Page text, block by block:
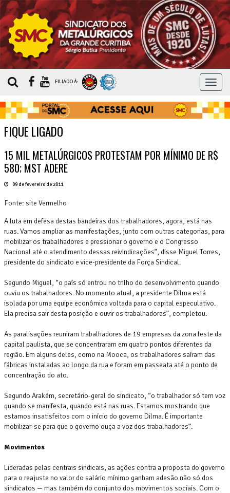
MENU
FILIADO À:
FIQUE LIGADO
15 MIL METALÚRGICOS PROTESTAM POR MÍNIMO DE R$
580; MST ADERE
09 de fevereiro de 2011
Fonte: site Vermelho
A luta em defesa destas bandeiras dos trabalhadores, agora, está nas
ruas. Vamos ampliar as manifestações, junto com outras categorias, para
mobilizar os trabalhadores e pressionar o governo e o Congresso
Nacional até o atendimento dessas reivindicações”, disse Miguel Torres,
presidente do sindicato e vice-presidente da Força Sindical.
Segundo Miguel, “o país só entrou no trilho do desenvolvimento quando
ouviu os trabalhadores. No momento atual, a presidente Dilma está
isolada por uma equipe econômica voltada para o capital especulativo.
Ela precisa sair desta posição e ouvir os trabalhadores”, completou.
As paralisações reuniram trabalhadores de 19 empresas da zona leste da
capital paulista, que se concentraram em quatro pontos diferentes da
região. Em alguns deles, como na Mooca, os trabalhadores saíram das
fábricas instaladas ao longo da rua e foram em passeata até o ponto de
concentração do ato.
Segundo Arakém, secretário-geral do sindicato, “o trabalhador só tem voz
quando se manifesta, quando está nas ruas. Estamos mostrando que
estamos insatisfeitos com o início do governo Dilma. É importante
mobilizar-se para que o governo ouça a voz dos trabalhadores”.
Movimentos
Lideradas pelas centrais sindicais, as ações contra a proposta do governo
para o reajuste no valor do salário mínimo ganham adesão não só dos
sindicatos — mas também do conjunto dos movimentos sociais. Com o